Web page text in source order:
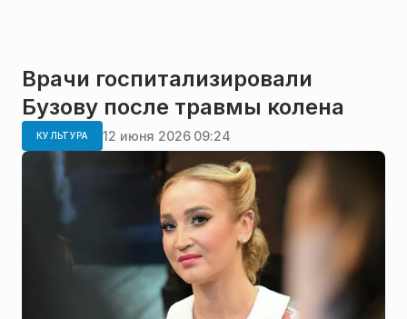
Врачи госпитализировали
Бузову после травмы колена
КУЛЬТУРА 12 июня 2026 09:24